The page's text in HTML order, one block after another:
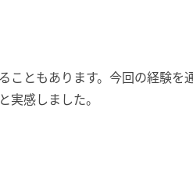
こともあります。今回の経験を
実感しました。